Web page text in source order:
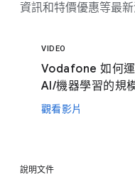
資訊和特價優惠等最新
VIDEO
Vodafone 如何
AI/機器學習的規
觀看影片
說明文件